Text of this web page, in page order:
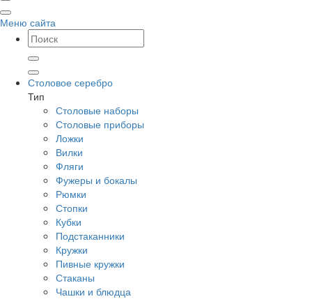
Меню сайта
Столовое серебро
Тип
Столовые наборы
Столовые приборы
Ложки
Вилки
Фляги
Фужеры и бокалы
Рюмки
Стопки
Кубки
Подстаканники
Кружки
Пивные кружки
Стаканы
Чашки и блюдца